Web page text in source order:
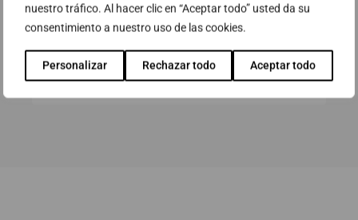
nuestro tráfico. Al hacer clic en “Aceptar todo” usted da su
consentimiento a nuestro uso de las cookies.
Personalizar Rechazar todo Aceptar todo
de Ventas y Atención al cliente
17 de junio de 2026
Ver